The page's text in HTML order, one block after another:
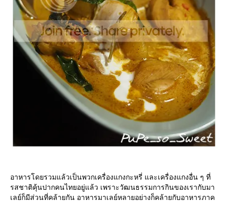
อาหารโดยรวมแล้วเป็นพวกเครื่องแกงกะหรี่ และเครื่องแกงอื่น ๆ ที่
รสชาติคุ้นปากคนไทยอยู่แล้ว เพราะวัฒนธรรมการกินของเรากับมา
เลย์ก็มีส่วนที่คล้ายกัน อาหารมาเลย์หลายอย่างก็คล้ายกับอาหารภาค